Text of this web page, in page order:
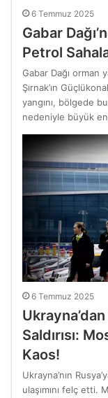
6 Temmuz 2025
Gabar
Petrol
Gabar Dağı orman
Şırnak’ın
yangını, bölgede
nedeniyle büyük
6 Temmuz 2025
Saldırısı:
Kaos!
Ukrayna’nın
ulaşımını felç etti.